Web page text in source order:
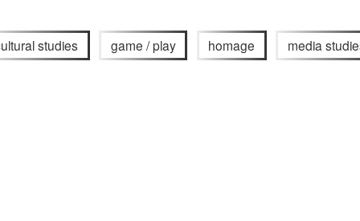
studies game / play homage media